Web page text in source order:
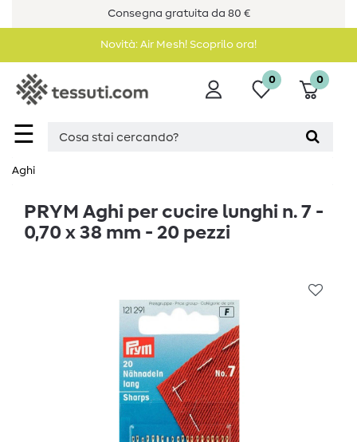
Consegna gratuita da 80 €
Novità: Air Mesh! Scoprilo ora!
☰
0 0
Aghi
PRYM Aghi per cucire lunghi n. 7 -
0,70 x 38 mm - 20 pezzi